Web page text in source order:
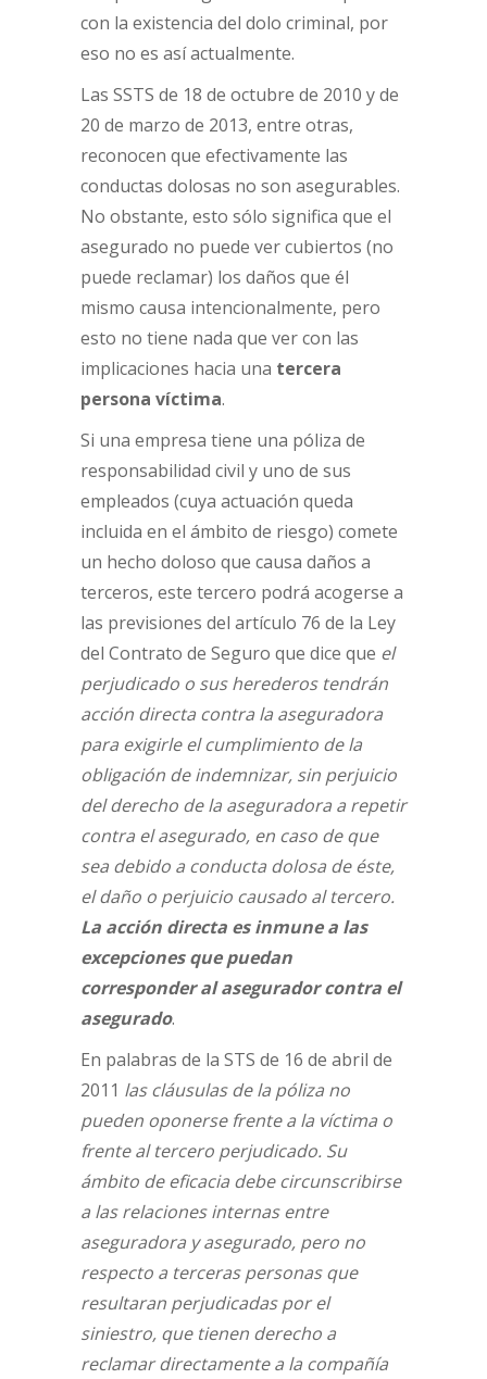
con la existencia del dolo criminal, por
eso no es así actualmente.
Las SSTS de 18 de octubre de 2010 y de
20 de marzo de 2013, entre otras,
reconocen que efectivamente las
conductas dolosas no son asegurables.
No obstante, esto sólo significa que el
asegurado no puede ver cubiertos (no
puede reclamar) los daños que él
mismo causa intencionalmente, pero
esto no tiene nada que ver con las
implicaciones hacia una tercera
persona víctima.
Si una empresa tiene una póliza de
responsabilidad civil y uno de sus
empleados (cuya actuación queda
incluida en el ámbito de riesgo) comete
un hecho doloso que causa daños a
terceros, este tercero podrá acogerse a
las previsiones del artículo 76 de la Ley
del Contrato de Seguro que dice que el
perjudicado o sus herederos tendrán
acción directa contra la aseguradora
para exigirle el cumplimiento de la
obligación de indemnizar, sin perjuicio
del derecho de la aseguradora a repetir
contra el asegurado, en caso de que
sea debido a conducta dolosa de éste,
el daño o perjuicio causado al tercero.
La acción directa es inmune a las
excepciones que puedan
corresponder al asegurador contra el
asegurado.
En palabras de la STS de 16 de abril de
2011 las cláusulas de la póliza no
pueden oponerse frente a la víctima o
frente al tercero perjudicado. Su
ámbito de eficacia debe circunscribirse
a las relaciones internas entre
aseguradora y asegurado, pero no
respecto a terceras personas que
resultaran perjudicadas por el
siniestro, que tienen derecho a
reclamar directamente a la compañía